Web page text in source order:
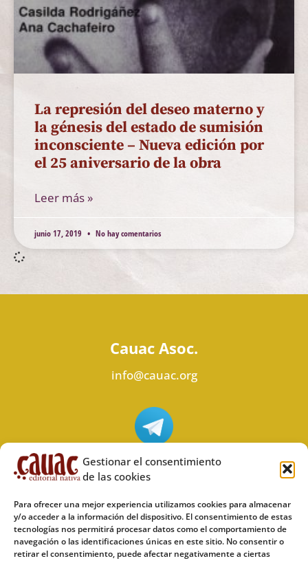
Gestionar el consentimiento
de las cookies
Para ofrecer una mejor experiencia utilizamos cookies para almacenar
y/o acceder a la información del dispositivo. El consentimiento de estas
tecnologías nos permitirá procesar datos como el comportamiento de
navegación o las identificaciones únicas en este sitio. No consentir o
retirar el consentimiento, puede afectar negativamente a ciertas
La represión del deseo materno y
la génesis del estado de sumisión
inconsciente – Nueva edición por
el 25 aniversario de la obra
Leer más »
junio 17, 2019 No hay comentarios
Cauac Asoc.
info@cauac.org
Síguenos en Telegram
Síguenos en Odysee